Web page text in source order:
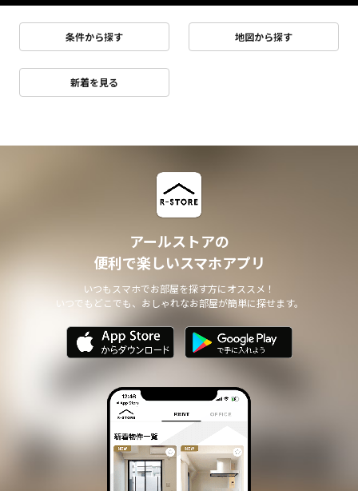
条件から探す 地図から探す
新着を見る
アールストアの
便利で楽しいスマホアプリ
いつもスマホでお部屋を探す方にオススメ！
いつでもどこでも、おしゃれなお部屋が簡単に探せます。